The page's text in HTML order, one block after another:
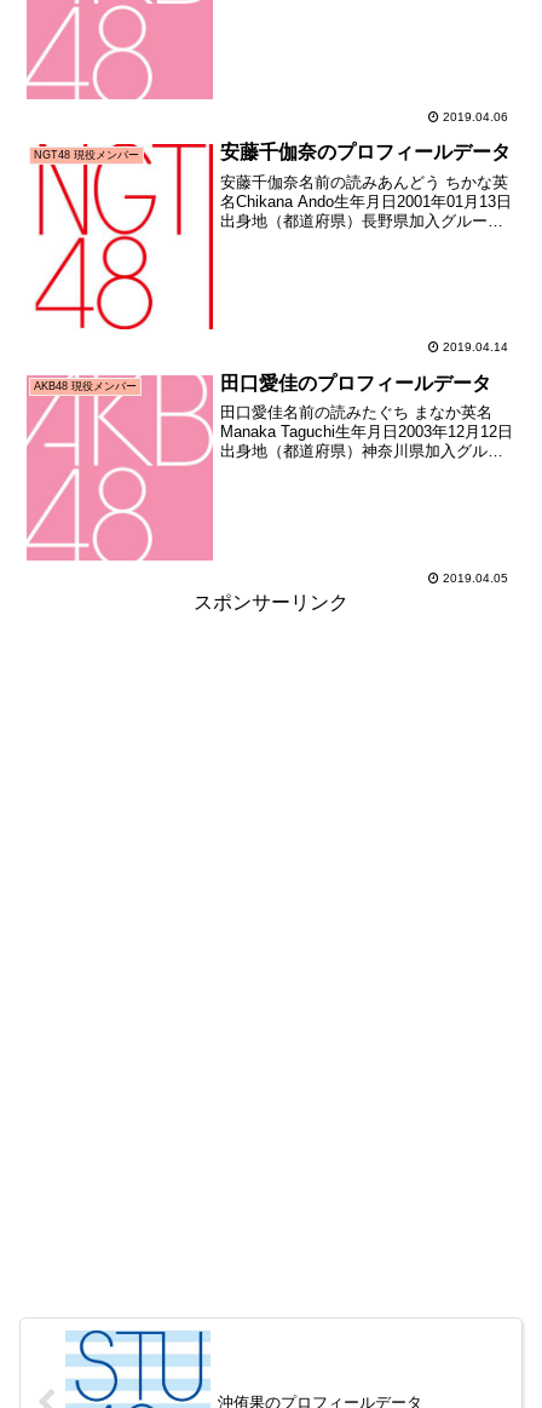
2019.04.06
NGT48 現役メンバー 安藤千伽奈のプロフィールデータ
安藤千伽奈名前の読みあんどう ちかな英
名Chikana Ando生年月日2001年01月13日
出身地（都道府県）長野県加入グループ
2019.04.14
AKB48 現役メンバー 田口愛佳のプロフィールデータ
田口愛佳名前の読みたぐち まなか英名
Manaka Taguchi生年月日2003年12月12日
出身地（都道府県）神奈川県加入グルー
2019.04.05
スポンサーリンク
沖侑果のプロフィールデータ